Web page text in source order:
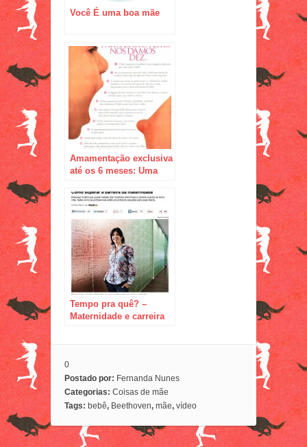
Você É uma boa mãe
Amamentação exclusiva
até os 6 meses: Uma
Tempo pra quê? –
Maternidade e carreira
0
Postado por: Fernanda Nunes
Categorias: Coisas de mãe
Tags: bebê, Beethoven, mãe, vídeo